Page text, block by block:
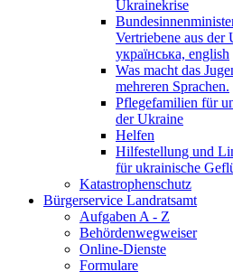
Ukrainekrise
Vertriebene aus der
українська, english
Was macht das
mehreren Sprachen.
Pflegefamilien für
der Ukraine
Helfen
Hilfestellung und
für ukrainische
Katastrophenschutz
Bürgerservice Landratsamt
Aufgaben A - Z
Behördenwegweiser
Online-Dienste
Formulare